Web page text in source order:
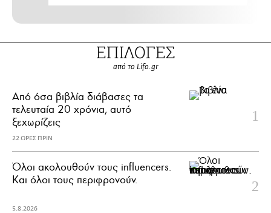
ΕΠΙΛΟΓΕΣ
από το Lifo.gr
Από όσα βιβλία διάβασες τα
τελευταία 20 χρόνια, αυτό
ξεχωρίζεις
22 ΩΡΕΣ ΠΡΙΝ
Όλοι ακολουθούν τους influencers.
Και όλοι τους περιφρονούν.
5.8.2026